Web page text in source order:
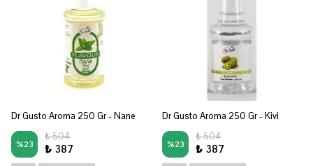
Dr Gusto Aroma 250 Gr - Nane
%23
₺ 504
₺ 387
Dr Gusto Aroma 250 Gr - Kivi
%23
₺ 504
₺ 387